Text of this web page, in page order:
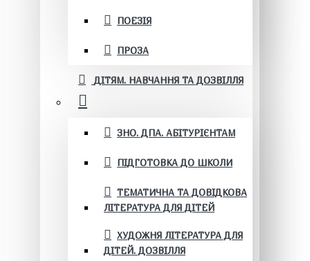
ПОЕЗІЯ
ПРОЗА
ДІТЯМ. НАВЧАННЯ ТА ДОЗВІЛЛЯ
ЗНО. ДПА. АБІТУРІЄНТАМ
ПІДГОТОВКА ДО ШКОЛИ
ТЕМАТИЧНА ТА ДОВІДКОВА
ЛІТЕРАТУРА ДЛЯ ДІТЕЙ
ХУДОЖНЯ ЛІТЕРАТУРА ДЛЯ
ДІТЕЙ. ДОЗВІЛЛЯ